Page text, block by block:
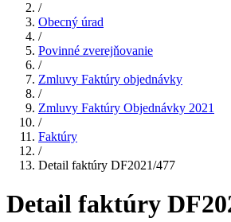
/
Obecný úrad
/
Povinné zverejňovanie
/
Zmluvy Faktúry objednávky
/
Zmluvy Faktúry Objednávky 2021
/
Faktúry
/
Detail faktúry DF2021/477
Detail faktúry